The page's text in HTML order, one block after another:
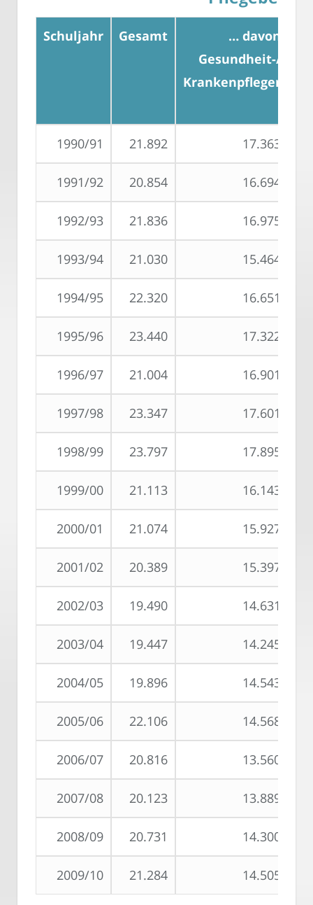
Schuljahr Gesamt
… davon
Gesundheit-/
Krankenpfleger
1990/91 21.892 17.363
1991/92 20.854 16.694
1992/93 21.836 16.975
1993/94 21.030 15.464
1994/95 22.320 16.651
1995/96 23.440 17.322
1996/97 21.004 16.901
1997/98 23.347 17.601
1998/99 23.797 17.895
1999/00 21.113 16.143
2000/01 21.074 15.927
2001/02 20.389 15.397
2002/03 19.490 14.631
2003/04 19.447 14.245
2004/05 19.896 14.543
2005/06 22.106 14.568
2006/07 20.816 13.560
2007/08 20.123 13.889
2008/09 20.731 14.300
2009/10 21.284 14.505